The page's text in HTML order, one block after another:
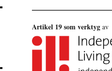
Artikel 19 som verktyg av